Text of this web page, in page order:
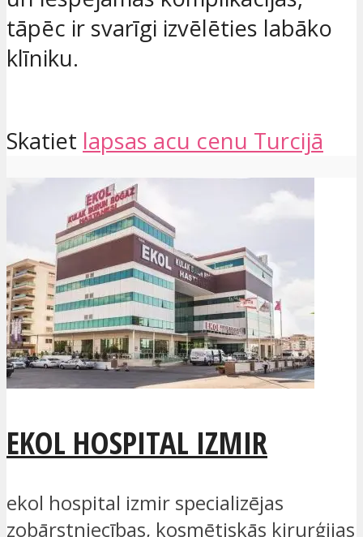
tāpēc ir svarīgi izvēlēties labāko
klīniku.
Skatiet lapsas acu cenu Turcijā
EKOL HOSPITAL IZMIR
ekol hospital izmir specializējas
zobārstniecības, kosmētiskās ķirurģijas